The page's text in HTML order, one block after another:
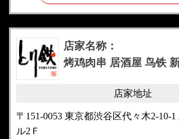
店家名称：
烤鸡肉串 居酒屋 鸟铁
店家地址
〒151-0053 東京都渋谷区代々木2-10-
ル2Ｆ